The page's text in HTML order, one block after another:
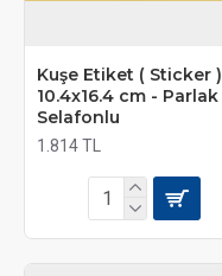
Kuşe Etiket ( Sticker )
10.4x16.4 cm - Parlak
Selafonlu
1.814 TL